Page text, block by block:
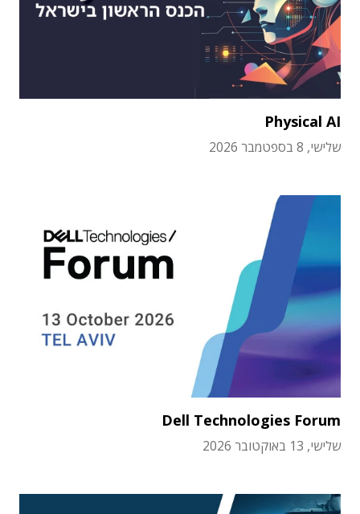
Physical AI
שלישי, 8 בספטמבר 2026
Dell Technologies Forum
שלישי, 13 באוקטובר 2026